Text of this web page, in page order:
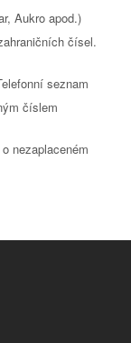
Aukro apod.)
čísel.
seznam
číslem
nezaplaceném